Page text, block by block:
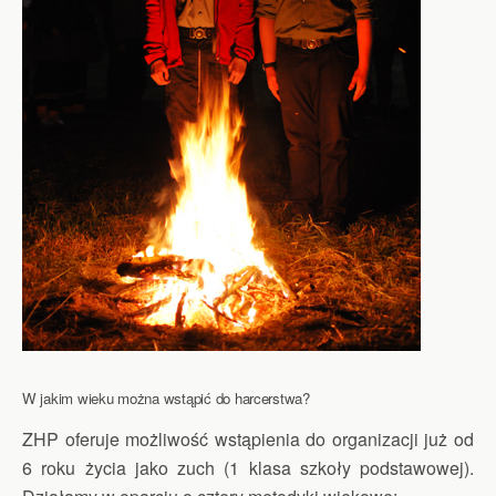
W jakim wieku można wstąpić do harcerstwa?
ZHP oferuje możliwość wstąpienia do organizacji już od
6 roku życia jako zuch (1 klasa szkoły podstawowej).